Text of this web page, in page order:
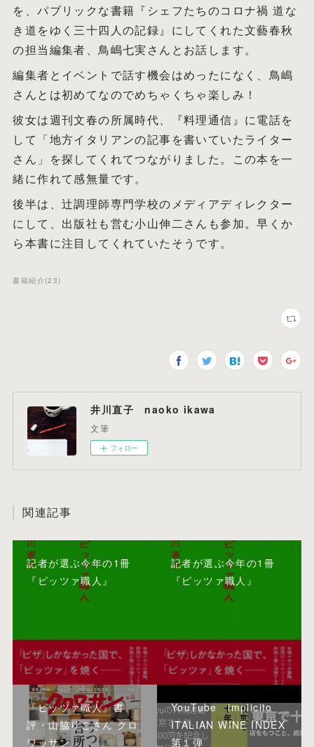
を、パブリックな書籍『シェフたちのコロナ禍 道な
き道をゆく三十四人の記録』にしてくれた文藝春秋
の担当編集者、鳥嶋七実さんとお話します。
編集者とイベントで話す機会はめったになく、鳥嶋
さんとは初めてなのでめちゃくちゃ楽しみ！
彼女は週刊文春の所属時代、『料理通信』に電話を
して「地方イタリアンの記事を書いていたライター
さん」を探してくれてつながりました。この本を一
緒に作れて感無量です。
後半は、辻調理師専門学校のメディアディレクター
にして、出版社も営む小山伸二さんも参加。早くか
ら本書に注目してくれていたそうです。
書籍紹介 (23)
井川直子 naoko ikawa
文筆
フォロー
関連記事
記者が選ぶ今年の1冊
『ピッツァ職人』
記者が選ぶ今年の1冊
『ピッツァ職人』
『ピッツァ職人』書
評・山脇りこさん クロ
ワッサン
YouTube implicito
ITALIAN WINE INDEX
第１弾